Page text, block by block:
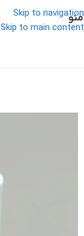
Skip to navigation
Skip to main content
منو